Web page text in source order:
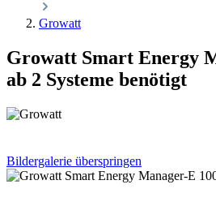
Growatt
Growatt Smart Energy
ab 2 Systeme benötigt
Bildergalerie überspringen